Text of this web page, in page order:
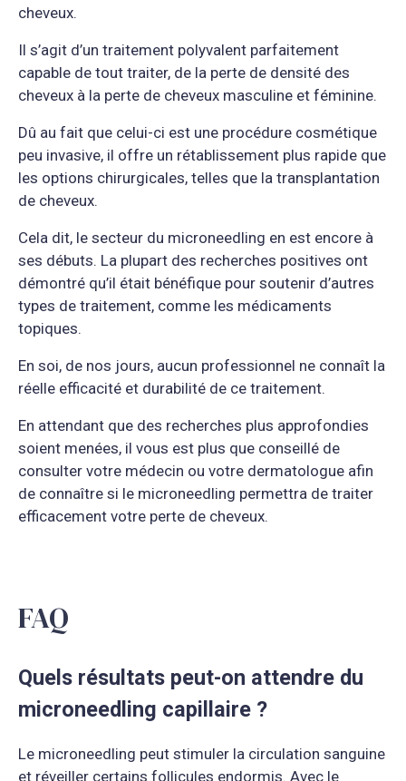
cheveux.
Il s’agit d’un traitement polyvalent parfaitement
capable de tout traiter, de la perte de densité des
cheveux à la perte de cheveux masculine et féminine.
Dû au fait que celui-ci est une procédure cosmétique
peu invasive, il offre un rétablissement plus rapide que
les options chirurgicales, telles que la transplantation
de cheveux.
Cela dit, le secteur du microneedling en est encore à
ses débuts. La plupart des recherches positives ont
démontré qu’il était bénéfique pour soutenir d’autres
types de traitement, comme les médicaments
topiques.
En soi, de nos jours, aucun professionnel ne connaît la
réelle efficacité et durabilité de ce traitement.
En attendant que des recherches plus approfondies
soient menées, il vous est plus que conseillé de
consulter votre médecin ou votre dermatologue afin
de connaître si le microneedling permettra de traiter
efficacement votre perte de cheveux.
FAQ
Quels résultats peut-on attendre du
microneedling capillaire ?
Le microneedling peut stimuler la circulation sanguine
et réveiller certains follicules endormis. Avec le